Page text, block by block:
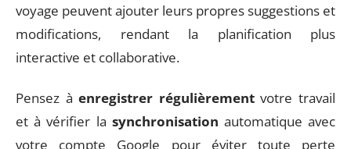
voyage peuvent ajouter leurs propres suggestions et
modifications, rendant la planification plus
interactive et collaborative.
Pensez àenregistrer régulièrementvotre travail
et à vérifier la synchronisation automatique avec
votre compte Google pour éviter toute perte